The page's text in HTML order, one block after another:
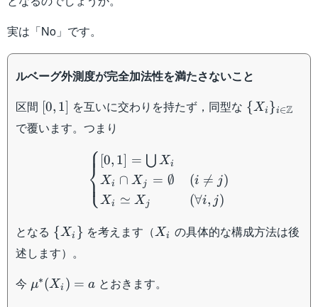
実は「No」です。
ルベーグ外測度が完全加法性を満たさないこと
区間 [0,1]
[0, 1] を互いに交わりを持たず，同型な \{ X_i
{Xi }i∈Z
で覆います。つまり
⎩
⎨⎧ [0, 1] = ⋃ Xi
Xi ∩ Xj = ∅
Xi ≃ Xj
(i 
= j)
(∀i, j)
となる \{
X_i
\}
{Xi } を考えます（X_i
Xi
の具体的な構成方法は後
述します）。
今 \mu^{\ast}
μ∗(Xi ) = a とおきます。